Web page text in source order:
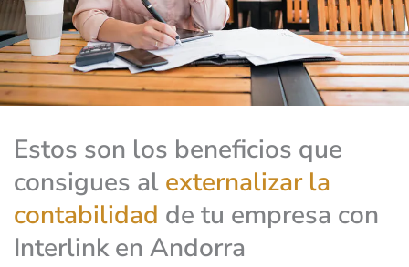
Estos son los beneficios que
consigues al externalizar la
contabilidad de tu empresa con
Interlink en Andorra